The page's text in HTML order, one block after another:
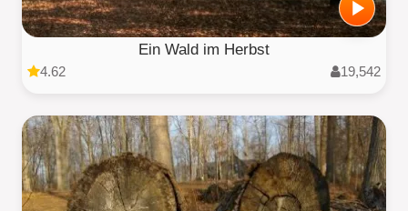
Ein Wald im Herbst
4.62 19,542